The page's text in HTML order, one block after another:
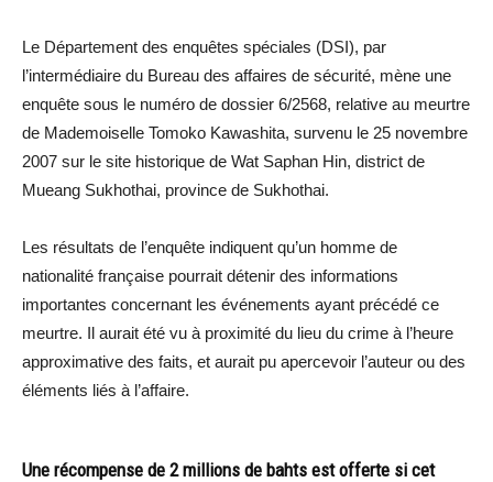
Le Département des enquêtes spéciales (DSI), par
l’intermédiaire du Bureau des affaires de sécurité, mène une
enquête sous le numéro de dossier 6/2568, relative au meurtre
de Mademoiselle Tomoko Kawashita, survenu le 25 novembre
2007 sur le site historique de Wat Saphan Hin, district de
Mueang Sukhothai, province de Sukhothai.
Les résultats de l’enquête indiquent qu’un homme de
nationalité française pourrait détenir des informations
importantes concernant les événements ayant précédé ce
meurtre. Il aurait été vu à proximité du lieu du crime à l’heure
approximative des faits, et aurait pu apercevoir l’auteur ou des
éléments liés à l’affaire.
Une récompense de 2 millions de bahts est offerte si cet